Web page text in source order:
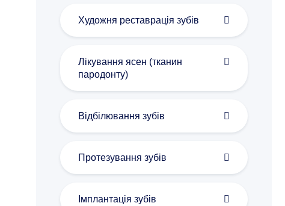
Художня реставрація зубів
Лікування ясен (тканин
пародонту)
Відбілювання зубів
Протезування зубів
Імплантація зубів